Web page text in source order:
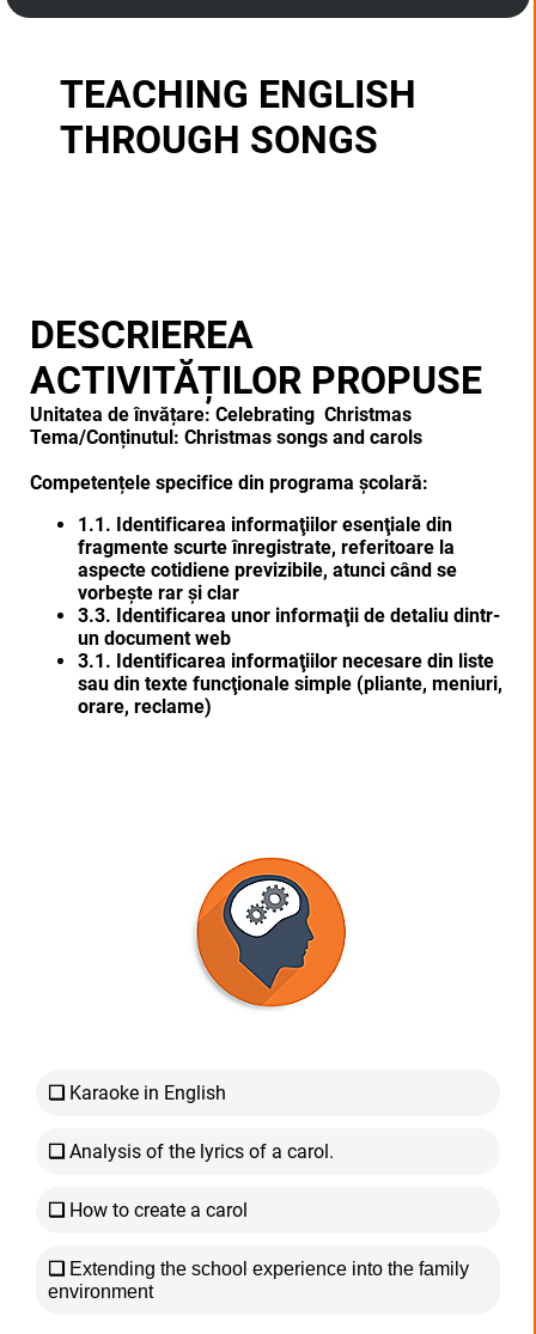
TEACHING ENGLISH
THROUGH SONGS
DESCRIEREA
ACTIVITĂȚILOR PROPUSE
Unitatea de învățare: Celebrating Christmas
Tema/Conținutul: Christmas songs and carols
Competențele specifice din programa școlară:
1.1. Identificarea informaţiilor esenţiale din
fragmente scurte înregistrate, referitoare la
aspecte cotidiene previzibile, atunci când se
vorbește rar și clar
3.3. Identificarea unor informaţii de detaliu dintr-
un document web
3.1. Identificarea informaţiilor necesare din liste
sau din texte funcţionale simple (pliante, meniuri,
orare, reclame)
❏ Karaoke in English
❏ Analysis of the lyrics of a carol.
❏ How to create a carol
❏ Extending the school experience into the family
environment